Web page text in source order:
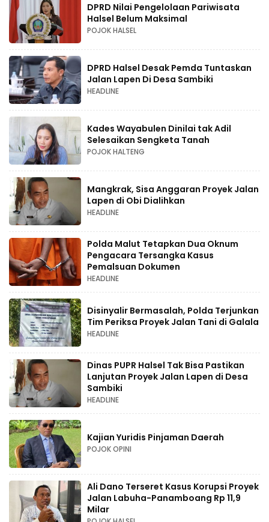
DPRD Nilai Pengelolaan Pariwisata
Halsel Belum Maksimal
POJOK HALSEL
DPRD Halsel Desak Pemda Tuntaskan
Jalan Lapen Di Desa Sambiki
HEADLINE
Kades Wayabulen Dinilai tak Adil
Selesaikan Sengketa Tanah
POJOK HALTENG
Mangkrak, Sisa Anggaran Proyek Jalan
Lapen di Obi Dialihkan
HEADLINE
Polda Malut Tetapkan Dua Oknum
Pengacara Tersangka Kasus
Pemalsuan Dokumen
HEADLINE
Disinyalir Bermasalah, Polda Terjunkan
Tim Periksa Proyek Jalan Tani di Galala
HEADLINE
Dinas PUPR Halsel Tak Bisa Pastikan
Lanjutan Proyek Jalan Lapen di Desa
Sambiki
HEADLINE
Kajian Yuridis Pinjaman Daerah
POJOK OPINI
Ali Dano Terseret Kasus Korupsi Proyek
Jalan Labuha-Panamboang Rp 11,9
Milar